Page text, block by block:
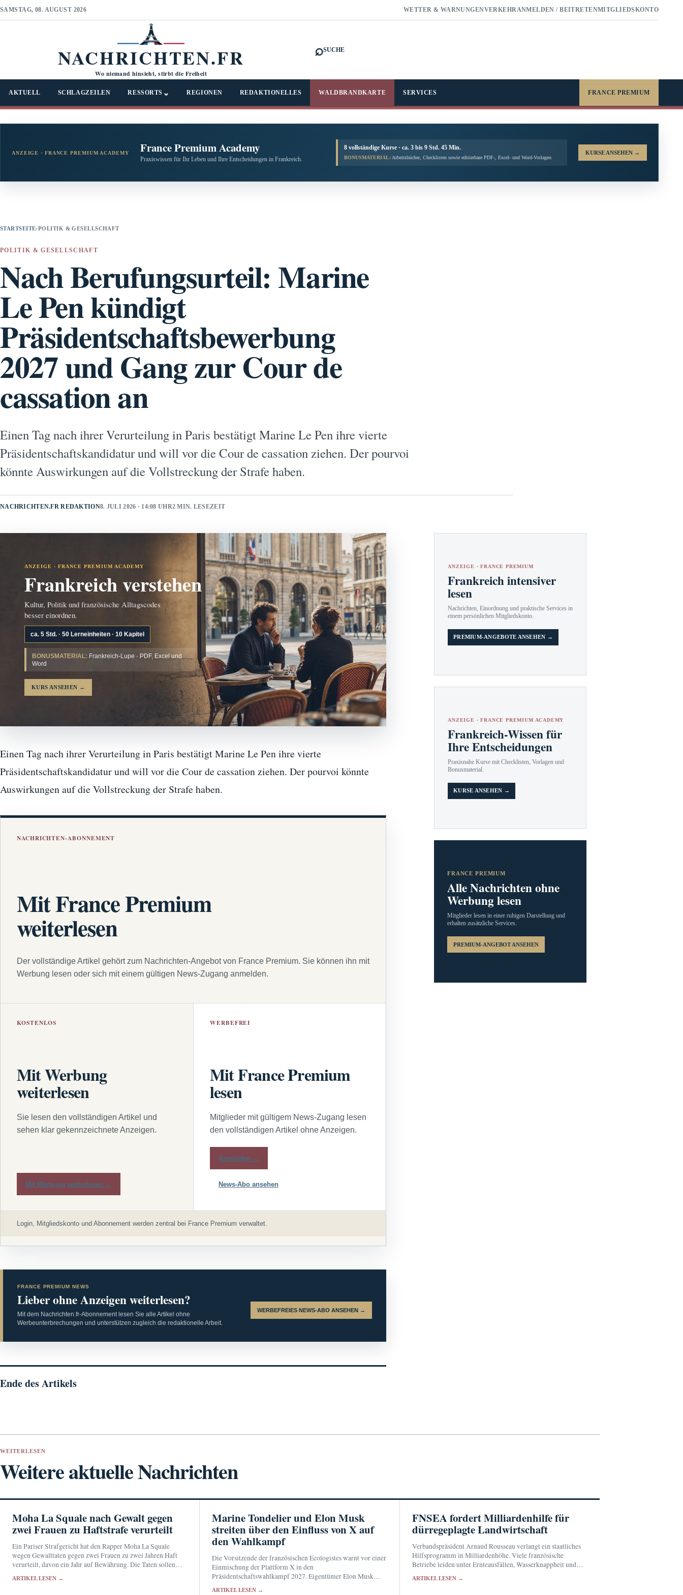
SAMSTAG, 08. AUGUST 2026 WETTER & WARNUNGENVERKEHRANMELDEN / BEITRETENMITGLIEDSKONTO
NACHRICHTEN.FR
Wo niemand hinsieht, stirbt die Freiheit
⌕SUCHE
AKTUELL SCHLAGZEILEN RESSORTS ⌄ REGIONEN REDAKTIONELLES WALDBRANDKARTE SERVICES FRANCE PREMIUM
ANZEIGE · FRANCE PREMIUM ACADEMY France Premium Academy
Praxiswissen für Ihr Leben und Ihre Entscheidungen in Frankreich.
8 vollständige Kurse · ca. 3 bis 9 Std. 45 Min.
BONUSMATERIAL: Arbeitsbücher, Checklisten sowie editierbare PDF-, Excel- und Word-Vorlagen
KURSE ANSEHEN →
STARTSEITE›POLITIK & GESELLSCHAFT
POLITIK & GESELLSCHAFT
Nach Berufungsurteil: Marine
Le Pen kündigt
Präsidentschaftsbewerbung
2027 und Gang zur Cour de
cassation an
Einen Tag nach ihrer Verurteilung in Paris bestätigt Marine Le Pen ihre vierte
Präsidentschaftskandidatur und will vor die Cour de cassation ziehen. Der pourvoi
könnte Auswirkungen auf die Vollstreckung der Strafe haben.
NACHRICHTEN.FR REDAKTION8. JULI 2026 · 14:08 UHR2 MIN. LESEZEIT
ANZEIGE · FRANCE PREMIUM ACADEMY
Frankreich verstehen
Kultur, Politik und französische Alltagscodes
besser einordnen.
ca. 5 Std. · 50 Lerneinheiten · 10 Kapitel
BONUSMATERIAL: Frankreich-Lupe · PDF, Excel und
Word
KURS ANSEHEN →
Einen Tag nach ihrer Verurteilung in Paris bestätigt Marine Le Pen ihre vierte
Präsidentschaftskandidatur und will vor die Cour de cassation ziehen. Der pourvoi könnte
Auswirkungen auf die Vollstreckung der Strafe haben.
NACHRICHTEN-ABONNEMENT
Mit France Premium
weiterlesen
Der vollständige Artikel gehört zum Nachrichten-Angebot von France Premium. Sie können ihn mit
Werbung lesen oder sich mit einem gültigen News-Zugang anmelden.
KOSTENLOS
Mit Werbung
weiterlesen
Sie lesen den vollständigen Artikel und
sehen klar gekennzeichnete Anzeigen.
Mit Werbung weiterlesen →
WERBEFREI
Mit France Premium
lesen
Mitglieder mit gültigem News-Zugang lesen
den vollständigen Artikel ohne Anzeigen.
Anmelden →
News-Abo ansehen
Login, Mitgliedskonto und Abonnement werden zentral bei France Premium verwaltet.
FRANCE PREMIUM NEWS
Lieber ohne Anzeigen weiterlesen?
Mit dem Nachrichten.fr-Abonnement lesen Sie alle Artikel ohne
Werbeunterbrechungen und unterstützen zugleich die redaktionelle Arbeit.
WERBEFREIES NEWS-ABO ANSEHEN →
Ende des Artikels
ANZEIGE · FRANCE PREMIUM
Frankreich intensiver
lesen
Nachrichten, Einordnung und praktische Services in
einem persönlichen Mitgliedskonto.
PREMIUM-ANGEBOTE ANSEHEN →
ANZEIGE · FRANCE PREMIUM ACADEMY
Frankreich-Wissen für
Ihre Entscheidungen
Praxisnahe Kurse mit Checklisten, Vorlagen und
Bonusmaterial.
KURSE ANSEHEN →
FRANCE PREMIUM
Alle Nachrichten ohne
Werbung lesen
Mitglieder lesen in einer ruhigen Darstellung und
erhalten zusätzliche Services.
PREMIUM-ANGEBOT ANSEHEN
WEITERLESEN
Weitere aktuelle Nachrichten
Moha La Squale nach Gewalt gegen
zwei Frauen zu Haftstrafe verurteilt
Ein Pariser Strafgericht hat den Rapper Moha La Squale
wegen Gewalttaten gegen zwei Frauen zu zwei Jahren Haft
verurteilt, davon ein Jahr auf Bewährung. Die Taten sollen
ARTIKEL LESEN →
Marine Tondelier und Elon Musk
streiten über den Einfluss von X auf
den Wahlkampf
Die Vorsitzende der französischen Ecologistes warnt vor einer
Einmischung der Plattform X in den
Präsidentschaftswahlkampf 2027. Eigentümer Elon Musk
ARTIKEL LESEN →
FNSEA fordert Milliardenhilfe für
dürregeplagte Landwirtschaft
Verbandspräsident Arnaud Rousseau verlangt ein staatliches
Hilfsprogramm in Milliardenhöhe. Viele französische
Betriebe leiden unter Ernteausfällen, Wasserknappheit und
ARTIKEL LESEN →